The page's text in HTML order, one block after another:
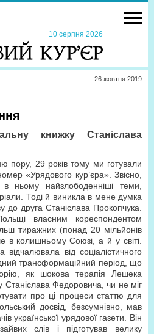
10 серпня 2026
26 жовтня 2019
книжку Станіслава
пору, 29 років тому ми готували
«Урядового кур’єра». Звісно,
ньому найзлободенніші теми,
Тоді й виникла в мене думка
друга Станіслава Прокопчука.
власним кореспондентом
тиражних (понад 20 мільйонів
в колишньому Союзі, а й у світі.
від соціалістичного
трансформаційний період, що
як шокова терапія Лешека
Федоровича, чи не міг
про ці процеси статтю для
досвід, безсумнівно, мав
української урядової газети. Він
слів і підготував велику